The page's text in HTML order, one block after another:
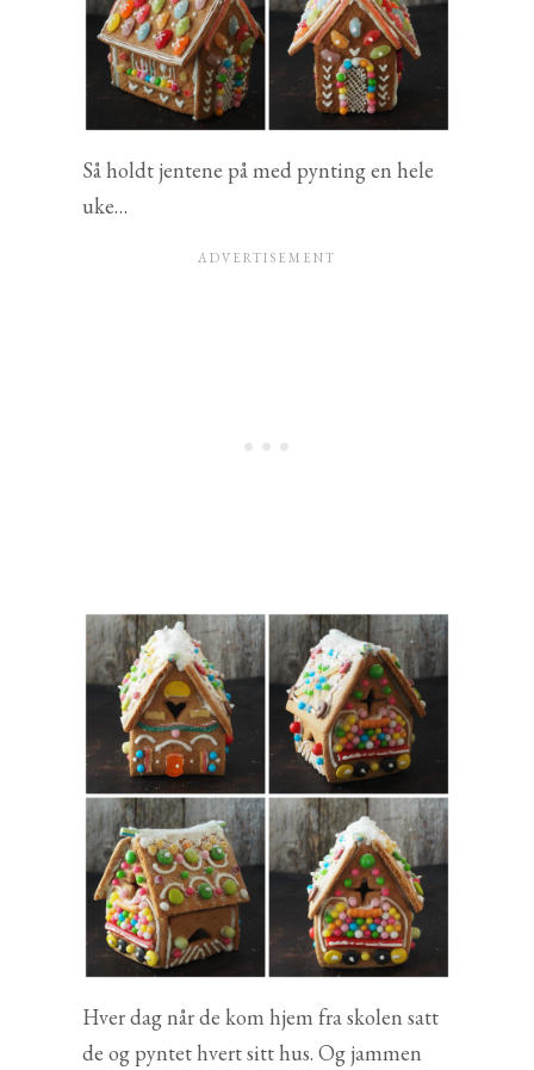
Så holdt jentene på med pynting en hele
uke…
Hver dag når de kom hjem fra skolen satt
de og pyntet hvert sitt hus. Og jammen